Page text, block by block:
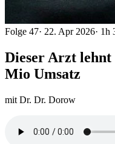
Folge 47· 22. Apr 2026· 1h
Dieser Arzt lehnt
Mio Umsatz
mit Dr. Dr. Dorow